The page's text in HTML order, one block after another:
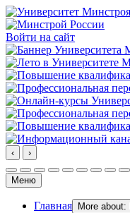
Войти на сайт
‹ ›
Меню
Главная More about: